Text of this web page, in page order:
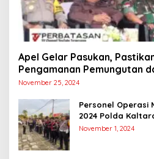
Apel Gelar Pasukan,
Pengamanan Pemungutan
Suara
November 25, 2024
Personel Operasi
2024 Polda
Pengamanan
November 1, 2024